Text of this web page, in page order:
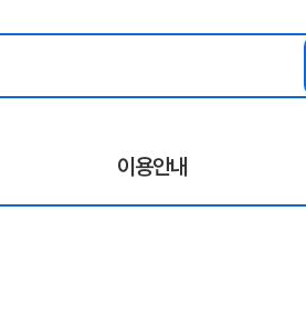
이용안내